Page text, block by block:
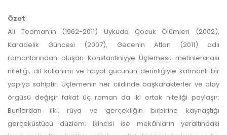
Dergiye makale
sonraki öndenetim,
Alan Editörü değerlendirmesi
Dergipark
üzerinden
gerçekleştirilmektedir.
Özet
Ali Teoman’ın (1962-2011) Uykuda Çocuk Ölümleri (2002),
Karadelik Güncesi (2007), Gecenin Atları (2011) adlı
romanlarından oluşan Konstantiniyye Üçlemesi; metinlerarası
niteliği, dil kullanımı ve hayal gücünün derinliğiyle katmanlı bir
yapıya sahiptir. Üçlemenin her cildinde başkarakterler ve olay
örgüsü değişir fakat üç roman da iki ortak niteliği paylaşır:
Bunlardan ilki, rüya ve gerçekliğin birbirine kaynaştığı
gerçeküstücü düzlem; ikincisi ise mekânların yeraltındaki